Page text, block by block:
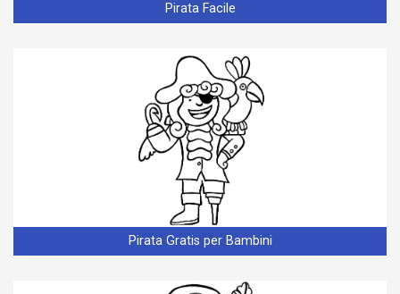
Pirata Facile
Pirata Gratis per Bambini